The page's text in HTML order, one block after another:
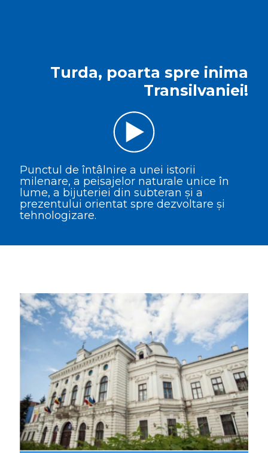
Turda, poarta spre inima
Transilvaniei!
Punctul de întâlnire a unei istorii
milenare, a peisajelor naturale unice în
lume, a bijuteriei din subteran și a
prezentului orientat spre dezvoltare și
tehnologizare.